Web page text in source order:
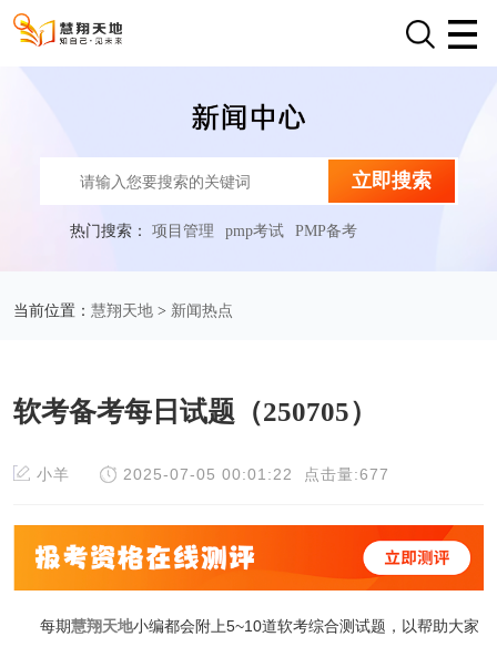
立即搜索
热门搜索：项目管理 pmp考试 PMP备考
当前位置： 慧翔天地> 新闻热点
软考备考每日试题（250705）
小羊 2025-07-05 00:01:22 点击量:677
每期慧翔天地小编都会附上5~10道软考综合测试题，以帮助大家